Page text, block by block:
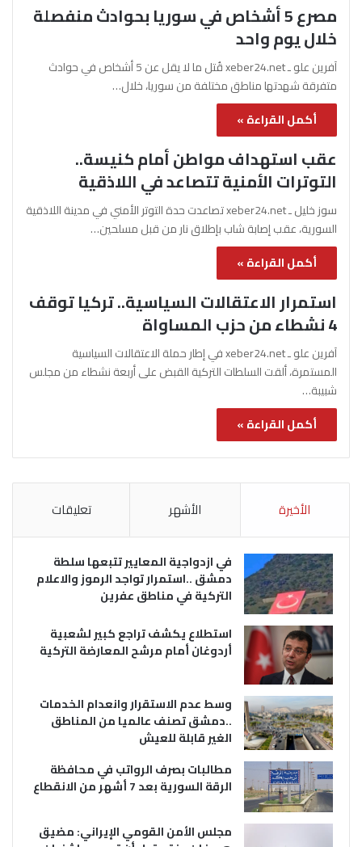
مصرع 5 أشخاص في سوريا بحوادث منفصلة
خلال يوم واحد
آفرين علو ـ xeber24.net قُتل ما لا يقل عن 5 أشخاص في حوادث
متفرقة شهدتها مناطق مختلفة من سوريا، خلال…
أكمل القراءة »
عقب استهداف مواطن أمام كنيسة..
التوترات الأمنية تتصاعد في اللاذقية
سوز خليل ـ xeber24.net تصاعدت حدة التوتر الأمني في مدينة اللاذقية
السورية، عقب إصابة شاب بإطلاق نار من قبل مسلحين…
أكمل القراءة »
استمرار الاعتقالات السياسية.. تركيا توقف
4 نشطاء من حزب المساواة
آفرين علو ـ xeber24.net في إطار حملة الاعتقالات السياسية
المستمرة، ألقت السلطات التركية القبض على أربعة نشطاء من مجلس
شبيبة…
أكمل القراءة »
الأخيرة الأشهر تعليقات
في ازدواجية المعايير تتبعها سلطة
دمشق ..استمرار تواجد الرموز والاعلام
التركية في مناطق عفرين
استطلاع يكشف تراجع كبير لشعبية
أردوغان أمام مرشح المعارضة التركية
وسط عدم الاستقرار وانعدام الخدمات
..دمشق تصنف عالميا من المناطق
الغير قابلة للعيش
مطالبات بصرف الرواتب في محافظة
الرقة السورية بعد 7 أشهر من الانقطاع
مجلس الأمن القومي الإيراني: مضيق